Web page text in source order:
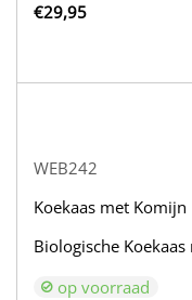
€29,95
WEB242
Koekaas met Komijn
Biologische
op voorraad